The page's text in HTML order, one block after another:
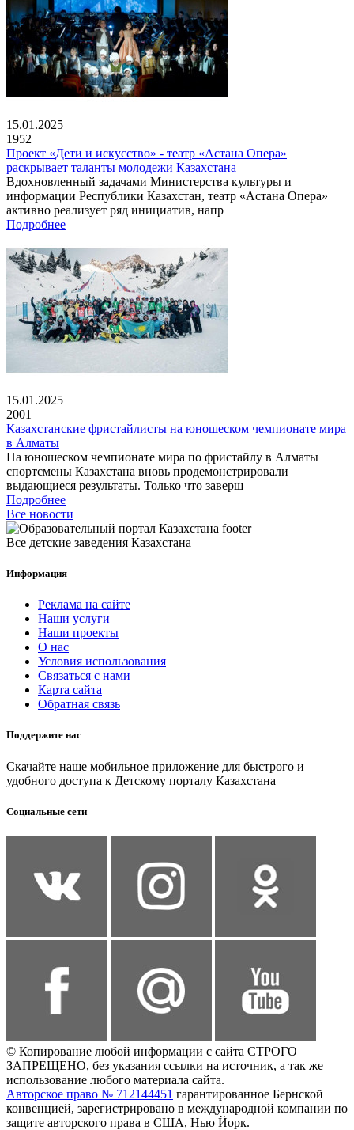
15.01.2025
1952
Проект «Дети и искусство» - театр «Астана Опера»
раскрывает таланты молодежи Казахстана
Вдохновленный задачами Министерства культуры и
информации Республики Казахстан, театр «Астана Опера»
активно реализует ряд инициатив, напр
Подробнее
15.01.2025
2001
Казахстанские фристайлисты на юношеском чемпионате мира
в Алматы
На юношеском чемпионате мира по фристайлу в Алматы
спортсмены Казахстана вновь продемонстрировали
выдающиеся результаты. Только что заверш
Подробнее
Все новости
Все детские заведения Казахстана
Информация
Реклама на сайте
Наши услуги
Наши проекты
О нас
Условия использования
Связаться с нами
Карта сайта
Обратная связь
Поддержите нас
Скачайте наше мобильное приложение для быстрого и
удобного доступа к Детскому порталу Казахстана
Социальные сети
© Копирование любой информации с сайта СТРОГО
ЗАПРЕЩЕНО, без указания ссылки на источник, а так же
использование любого материала сайта.
Авторское право № 712144451 гарантированное Бернской
конвенцией, зарегистрировано в международной компании по
защите авторского права в США, Нью Йорк.